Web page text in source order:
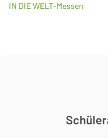
IN DIE WELT-Messen